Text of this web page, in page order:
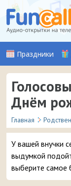
Праздники
Днём
Главная
У вашей внучки
выдумкой
выберите самое
от бабушки или